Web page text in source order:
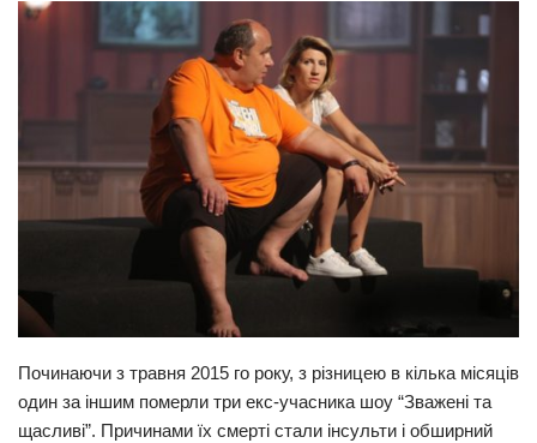
Світ
Історії
Рецепти
Події
Кримінал
Трагедії
Починаючи з травня 2015 го року, з різницею в кілька місяців
один за іншим померли три екс-учасника шоу “Зважені та
щасливі”. Причинами їх смерті стали інсульти і обширний